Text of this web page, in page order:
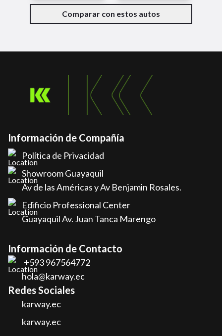
Comparar con estos autos
Información de Compañía
Política de Privacidad
Showroom Guayaquil
Av de las Américas y Av Benjamin Rosales.
Edificio Professional Center
Guayaquil Av. Juan Tanca Marengo
Información de Contacto
+593 967564772
hola@karway.ec
Redes Sociales
karway.ec
karway.ec